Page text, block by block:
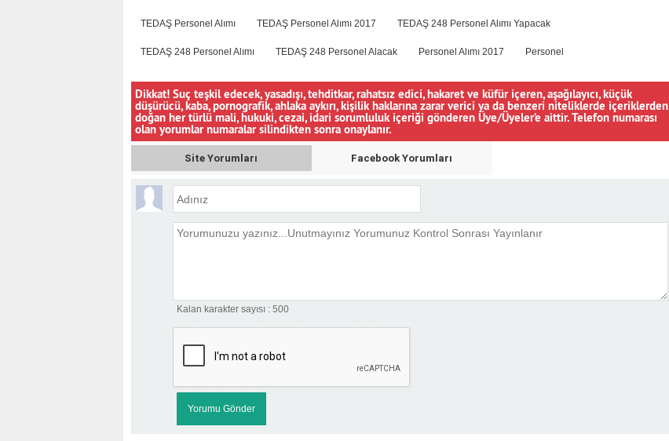
TEDAŞ Personel Alımı TEDAŞ Personel Alımı 2017 TEDAŞ 248 Personel Alımı Yapacak
TEDAŞ 248 Personel Alımı TEDAŞ 248 Personel Alacak Personel Alımı 2017 Personel
Dikkat! Suç teşkil edecek, yasadışı, tehditkar, rahatsız edici, hakaret ve küfür içeren, aşağılayıcı, küçük
düşürücü, kaba, pornografik, ahlaka aykırı, kişilik haklarına zarar verici ya da benzeri niteliklerde içeriklerden
doğan her türlü mali, hukuki, cezai, idari sorumluluk içeriği gönderen Üye/Üyeler’e aittir. Telefon numarası
olan yorumlar numaralar silindikten sonra onaylanır.
Site Yorumları Facebook Yorumları
Kalan karakter sayısı : 500